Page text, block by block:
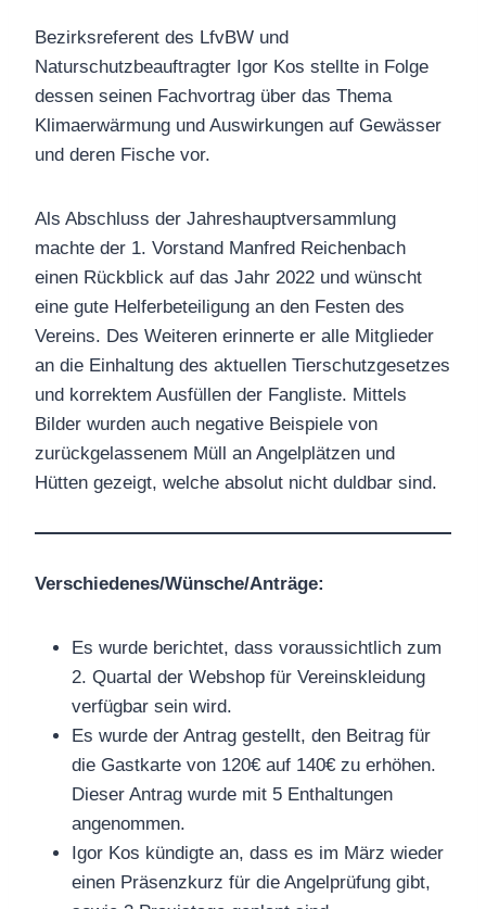
Bezirksreferent des LfvBW und
Naturschutzbeauftragter Igor Kos stellte in Folge
dessen seinen Fachvortrag über das Thema
Klimaerwärmung und Auswirkungen auf Gewässer
und deren Fische vor.
Als Abschluss der Jahreshauptversammlung
machte der 1. Vorstand Manfred Reichenbach
einen Rückblick auf das Jahr 2022 und wünscht
eine gute Helferbeteiligung an den Festen des
Vereins. Des Weiteren erinnerte er alle Mitglieder
an die Einhaltung des aktuellen Tierschutzgesetzes
und korrektem Ausfüllen der Fangliste. Mittels
Bilder wurden auch negative Beispiele von
zurückgelassenem Müll an Angelplätzen und
Hütten gezeigt, welche absolut nicht duldbar sind.
Verschiedenes/Wünsche/Anträge:
Es wurde berichtet, dass voraussichtlich zum
2. Quartal der Webshop für Vereinskleidung
verfügbar sein wird.
Es wurde der Antrag gestellt, den Beitrag für
die Gastkarte von 120€ auf 140€ zu erhöhen.
Dieser Antrag wurde mit 5 Enthaltungen
angenommen.
Igor Kos kündigte an, dass es im März wieder
einen Präsenzkurz für die Angelprüfung gibt,